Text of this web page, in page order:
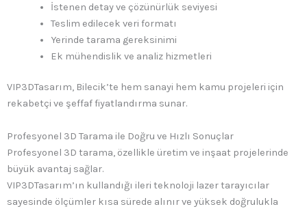
İstenen detay ve çözünürlük seviyesi
Teslim edilecek veri formatı
Yerinde tarama gereksinimi
Ek mühendislik ve analiz hizmetleri
VIP3DTasarım, Bilecik’te hem sanayi hem kamu projeleri için
rekabetçi ve şeffaf fiyatlandırma sunar.
Profesyonel 3D Tarama ile Doğru ve Hızlı Sonuçlar
Profesyonel 3D tarama, özellikle üretim ve inşaat projelerinde
büyük avantaj sağlar.
VIP3DTasarım’ın kullandığı ileri teknoloji lazer tarayıcılar
sayesinde ölçümler kısa sürede alınır ve yüksek doğrulukla